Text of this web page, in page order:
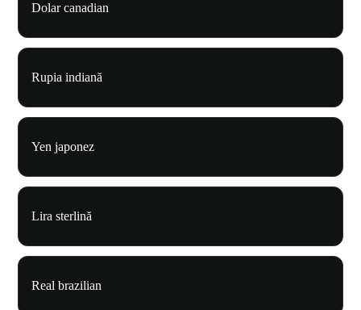
Dolar canadian
Rupia indiană
Yen japonez
Lira sterlină
Real brazilian